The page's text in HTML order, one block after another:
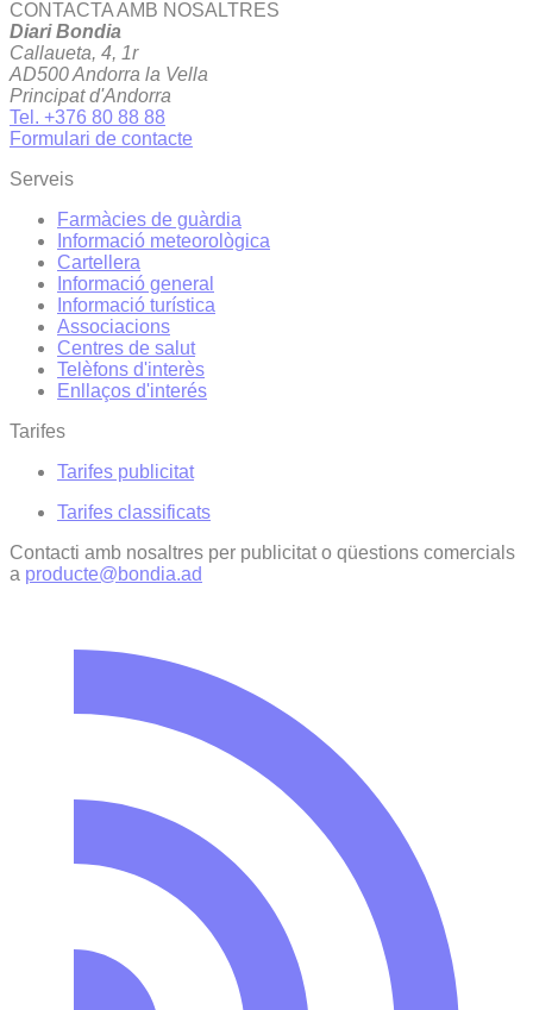
CONTACTA AMB NOSALTRES
Diari Bondia
Callaueta, 4, 1r
AD500 Andorra la Vella
Principat d'Andorra
Tel. +376 80 88 88
Formulari de contacte
Serveis
Farmàcies de guàrdia
Informació meteorològica
Cartellera
Informació general
Informació turística
Associacions
Centres de salut
Telèfons d'interès
Enllaços d'interés
Tarifes
Tarifes publicitat
Tarifes classificats
Contacti amb nosaltres per publicitat o qüestions comercials
a producte@bondia.ad